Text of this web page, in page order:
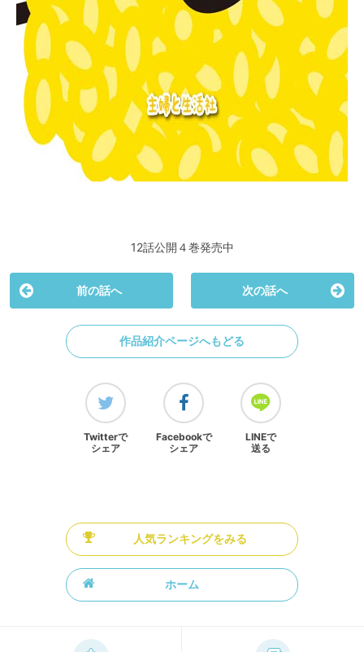
12話公開４巻発売中
前の話へ 次の話へ
作品紹介ページへもどる
Twitterで
シェア
Facebookで
シェア
LINEで
送る
人気ランキングをみる
ホーム